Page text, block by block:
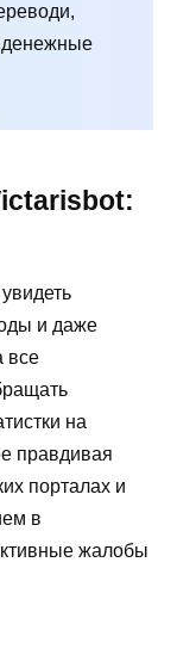
денежные
и даже
все
на
правдивая
порталах и
в
жалобы